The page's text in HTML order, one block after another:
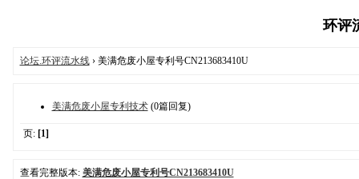
环评
论坛.环评流水线› 美满危废小屋专利号CN213683410U
美满危废小屋专利技术(0篇回复)
页: [1]
查看完整版本: 美满危废小屋专利号CN213683410U